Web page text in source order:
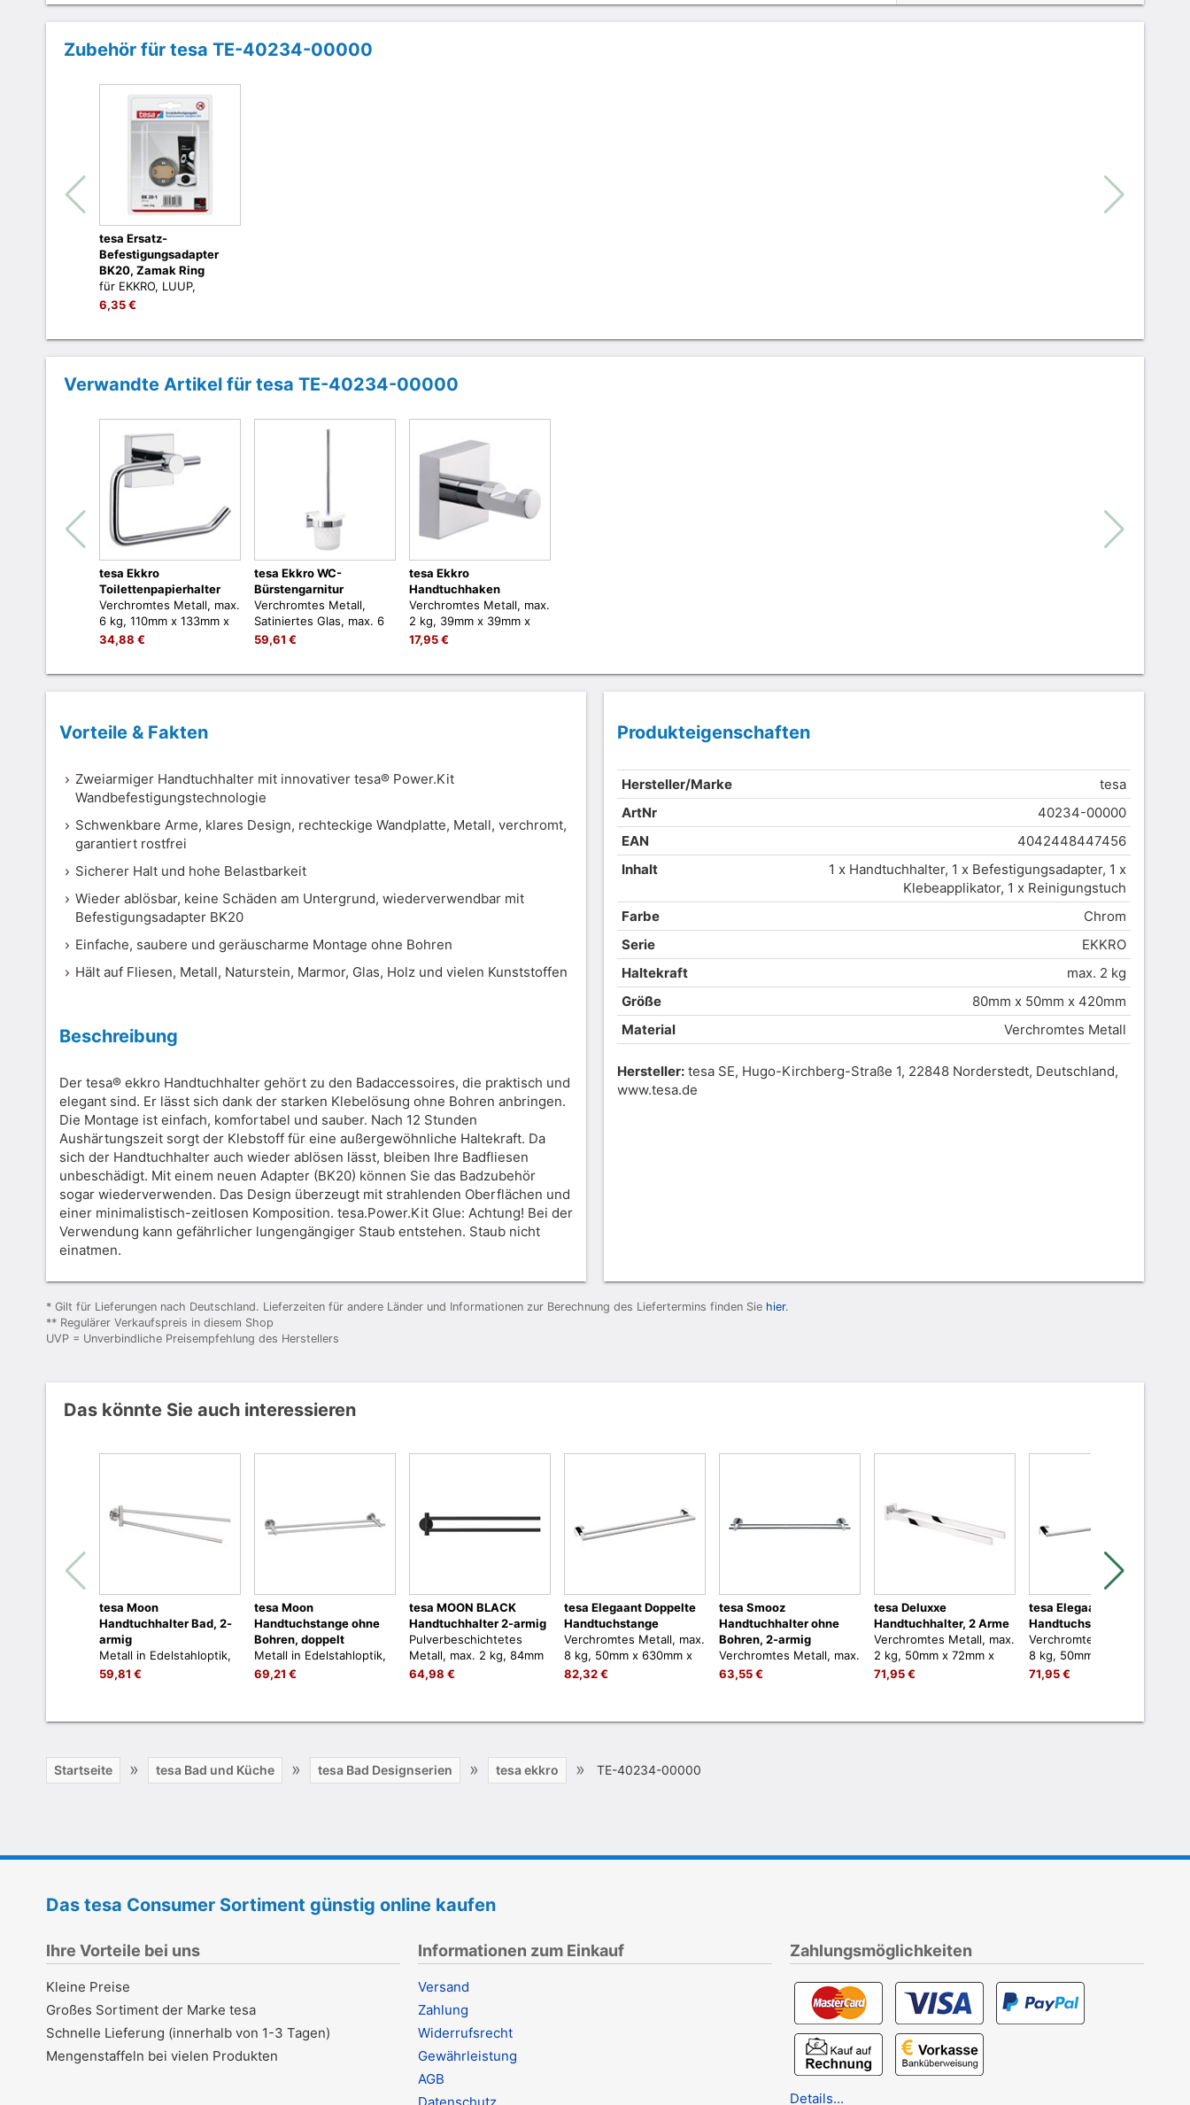
Zubehör für tesa TE-40234-00000
tesa Ersatz-
Befestigungsadapter
BK20, Zamak Ring
für EKKRO, LUUP,
KLAAM, SMOOZ, zum
6,35 €
Verwandte Artikel für tesa TE-40234-00000
tesa Ekkro
Toilettenpapierhalter
Verchromtes Metall, max.
6 kg, 110mm x 133mm x
47mm, zum Kleben, kein
34,88 €
tesa Ekkro WC-
Bürstengarnitur
Verchromtes Metall,
Satiniertes Glas, max. 6
kg, 390mm x 116mm x
59,61 €
tesa Ekkro
Handtuchhaken
Verchromtes Metall, max.
2 kg, 39mm x 39mm x
52mm, zum Kleben, kein
17,95 €
Vorteile & Fakten
Zweiarmiger Handtuchhalter mit innovativer tesa® Power.Kit
Wandbefestigungstechnologie
Schwenkbare Arme, klares Design, rechteckige Wandplatte, Metall, verchromt,
garantiert rostfrei
Sicherer Halt und hohe Belastbarkeit
Wieder ablösbar, keine Schäden am Untergrund, wiederverwendbar mit
Befestigungsadapter BK20
Einfache, saubere und geräuscharme Montage ohne Bohren
Hält auf Fliesen, Metall, Naturstein, Marmor, Glas, Holz und vielen Kunststoffen
Beschreibung
Der tesa® ekkro Handtuchhalter gehört zu den Badaccessoires, die praktisch und
elegant sind. Er lässt sich dank der starken Klebelösung ohne Bohren anbringen.
Die Montage ist einfach, komfortabel und sauber. Nach 12 Stunden
Aushärtungszeit sorgt der Klebstoff für eine außergewöhnliche Haltekraft. Da
sich der Handtuchhalter auch wieder ablösen lässt, bleiben Ihre Badfliesen
unbeschädigt. Mit einem neuen Adapter (BK20) können Sie das Badzubehör
sogar wiederverwenden. Das Design überzeugt mit strahlenden Oberflächen und
einer minimalistisch-zeitlosen Komposition. tesa.Power.Kit Glue: Achtung! Bei der
Verwendung kann gefährlicher lungengängiger Staub entstehen. Staub nicht
einatmen.
Produkteigenschaften
Hersteller/Marke
tesa
ArtNr
40234-00000
EAN
4042448447456
Inhalt
1 x Handtuchhalter, 1 x Befestigungsadapter, 1 x
Klebeapplikator, 1 x Reinigungstuch
Farbe
Chrom
Serie
EKKRO
Haltekraft
max. 2 kg
Größe
80mm x 50mm x 420mm
Material
Verchromtes Metall
Hersteller: tesa SE, Hugo-Kirchberg-Straße 1, 22848 Norderstedt, Deutschland,
www.tesa.de
* Gilt für Lieferungen nach Deutschland. Lieferzeiten für andere Länder und Informationen zur Berechnung des Liefertermins finden Sie hier.
** Regulärer Verkaufspreis in diesem Shop
UVP = Unverbindliche Preisempfehlung des Herstellers
Das könnte Sie auch interessieren
tesa Moon
Handtuchhalter Bad, 2-
armig
Metall in Edelstahloptik,
max. 2 kg, 83mm x 50mm
59,81 €
tesa Moon
Handtuchstange ohne
Bohren, doppelt
Metall in Edelstahloptik,
max. 12 kg, 49mm x
69,21 €
tesa MOON BLACK
Handtuchhalter 2-armig
Pulverbeschichtetes
Metall, max. 2 kg, 84mm
x 50mm x 456mm, zum
64,98 €
tesa Elegaant Doppelte
Handtuchstange
Verchromtes Metall, max.
8 kg, 50mm x 630mm x
113mm, zum Kleben, kein
82,32 €
tesa Smooz
Handtuchhalter ohne
Bohren, 2-armig
Verchromtes Metall, max.
12 kg, 50mm x 640mm x
63,55 €
tesa Deluxxe
Handtuchhalter, 2 Arme
Verchromtes Metall, max.
2 kg, 50mm x 72mm x
450mm, zum Kleben,
71,95 €
tesa Elegaant
Handtuchstange
Verchromtes Metall, max.
8 kg, 50mm x 630mm x
85mm, zum Kleben, kein
71,95 €
Startseite » tesa Bad und Küche » tesa Bad Designserien » tesa ekkro » TE-40234-00000
Das tesa Consumer Sortiment günstig online kaufen
Ihre Vorteile bei uns
Kleine Preise
Großes Sortiment der Marke tesa
Schnelle Lieferung (innerhalb von 1-3 Tagen)
Mengenstaffeln bei vielen Produkten
Informationen zum Einkauf
Versand
Zahlung
Widerrufsrecht
Gewährleistung
AGB
Zahlungsmöglichkeiten
Details...